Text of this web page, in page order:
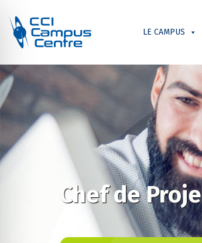
LE CAMPUS
Chef de